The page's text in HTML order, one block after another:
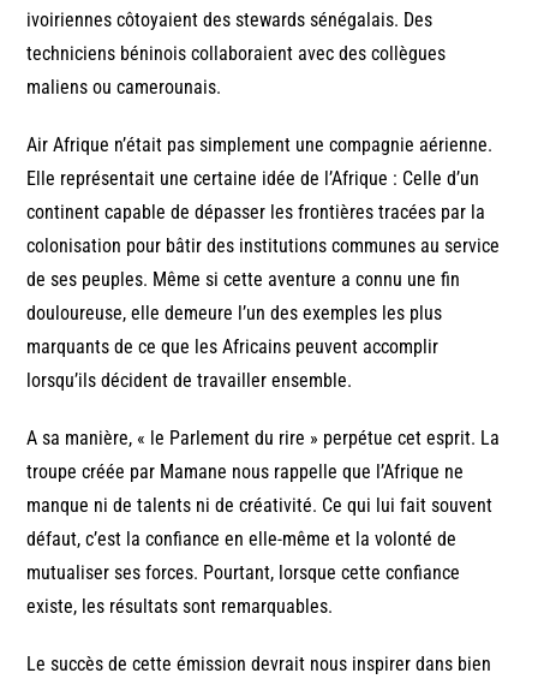
ivoiriennes côtoyaient des stewards sénégalais. Des
techniciens béninois collaboraient avec des collègues
maliens ou camerounais.
Air Afrique n’était pas simplement une compagnie aérienne.
Elle représentait une certaine idée de l’Afrique : Celle d’un
continent capable de dépasser les frontières tracées par la
colonisation pour bâtir des institutions communes au service
de ses peuples. Même si cette aventure a connu une fin
douloureuse, elle demeure l’un des exemples les plus
marquants de ce que les Africains peuvent accomplir
lorsqu’ils décident de travailler ensemble.
A sa manière, « le Parlement du rire » perpétue cet esprit. La
troupe créée par Mamane nous rappelle que l’Afrique ne
manque ni de talents ni de créativité. Ce qui lui fait souvent
défaut, c’est la confiance en elle-même et la volonté de
mutualiser ses forces. Pourtant, lorsque cette confiance
existe, les résultats sont remarquables.
Le succès de cette émission devrait nous inspirer dans bien